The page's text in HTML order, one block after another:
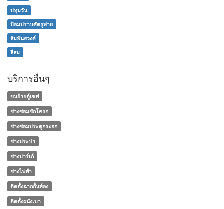
ปทุมวัน
ป้อมปราบศัตรูพ่าย
สัมพันธวงศ์
สีลม
บริการอื่นๆ
ขนย้ายตู้เซฟ
ช่างซ่อมชักโครก
ช่างซ่อมประตูกระจก
ช่างประปา
ช่างปาร์เก้
ช่างไฟฟ้า
ติดตั้งฉากกั้นห้อง
ติดตั้งผนังเบา